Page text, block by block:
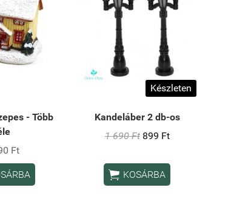
- Több
Ft
Készleten
Kandeláber 2 db-os
1 690 Ft 899 Ft
 KOSÁRBA